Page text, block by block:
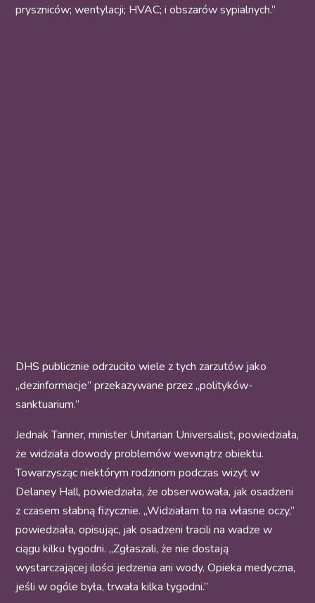
pryszniców; wentylacji; HVAC; i obszarów sypialnych.”
DHS publicznie odrzuciło wiele z tych zarzutów jako
„dezinformacje” przekazywane przez „polityków-
sanktuarium.”
Jednak Tanner, minister Unitarian Universalist, powiedziała,
że widziała dowody problemów wewnątrz obiektu.
Towarzysząc niektórym rodzinom podczas wizyt w
Delaney Hall, powiedziała, że obserwowała, jak osadzeni
z czasem słabną fizycznie. „Widziałam to na własne oczy,”
powiedziała, opisując, jak osadzeni tracili na wadze w
ciągu kilku tygodni. „Zgłaszali, że nie dostają
wystarczającej ilości jedzenia ani wody. Opieka medyczna,
jeśli w ogóle była, trwała kilka tygodni.”